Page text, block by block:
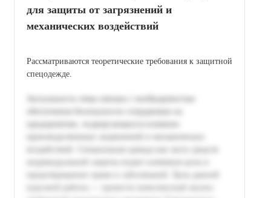
для защиты от загрязнений и
механических воздействий
Рассматриваются теоретические требования к защитной
спецодежде.